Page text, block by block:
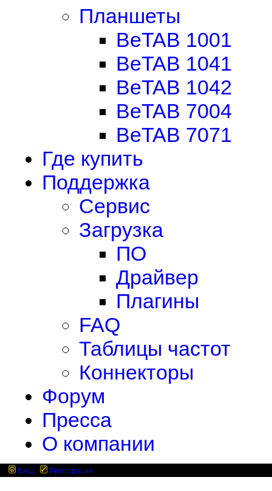
Планшеты
BeTAB 1001
BeTAB 1041
BeTAB 1042
BeTAB 7004
BeTAB 7071
Где купить
Поддержка
Сервис
Загрузка
ПО
Драйвер
Плагины
FAQ
Таблицы частот
Коннекторы
Форум
Пресса
О компании
Вход Регистрация